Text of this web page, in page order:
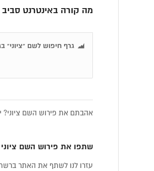
מה קורה באינטרנט סביב
גרף חיפוש לשם "ציוני"
אהבתם את פירוש השם ציוני?
שתפו את פירוש השם ציוני
עזרו לנו לשתף את האתר